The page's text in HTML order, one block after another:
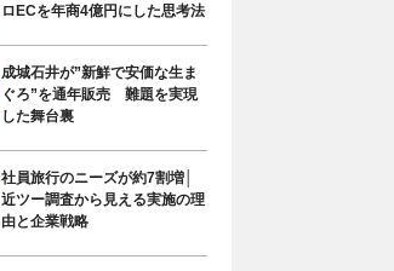
ロECを年商4億円にした思考法
成城石井が”新鮮で安価な生ま
ぐろ”を通年販売 難題を実現
した舞台裏
社員旅行のニーズが約7割増│
近ツー調査から見える実施の理
由と企業戦略